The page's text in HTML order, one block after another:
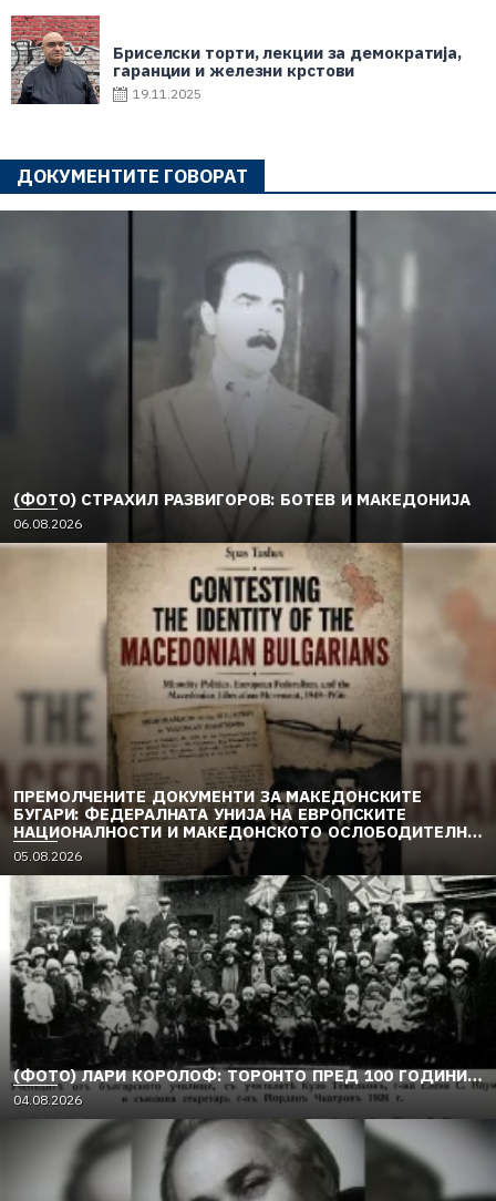
Бриселски торти, лекции за демократија,
гаранции и железни крстови
19.11.2025
ДОКУМЕНТИТЕ ГОВОРАТ
(ФОТО) СТРАХИЛ РАЗВИГОРОВ: БОТЕВ И МАКЕДОНИЈА
06.08.2026
ПРЕМОЛЧЕНИТЕ ДОКУМЕНТИ ЗА МАКЕДОНСКИТЕ
БУГАРИ: ФЕДЕРАЛНАТА УНИЈА НА ЕВРОПСКИТЕ
НАЦИОНАЛНОСТИ И МАКЕДОНСКОТО ОСЛОБОДИТЕЛНО
ДВИЖЕЊЕ (1949–1956) (2)
05.08.2026
(ФОТО) ЛАРИ КОРОЛОФ: ТОРОНТО ПРЕД 100 ГОДИНИ…
04.08.2026